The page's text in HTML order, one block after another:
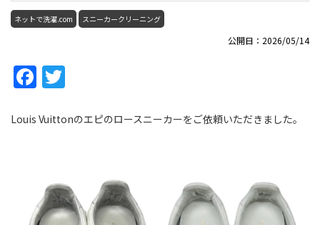
ネットで洗濯.com スニーカークリーニング
公開日：2026/05/14
Facebook
Louis Vuittonのエピのロースニーカーをご依頼いただきました。